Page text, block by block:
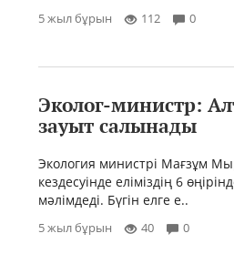
5 жыл бұрын 112 0
Эколог-министр:
зауыт салынады
Экология министрі Мағзұм
кездесуінде еліміздің 6
мәлімдеді. Бүгін елге е..
5 жыл бұрын 40 0